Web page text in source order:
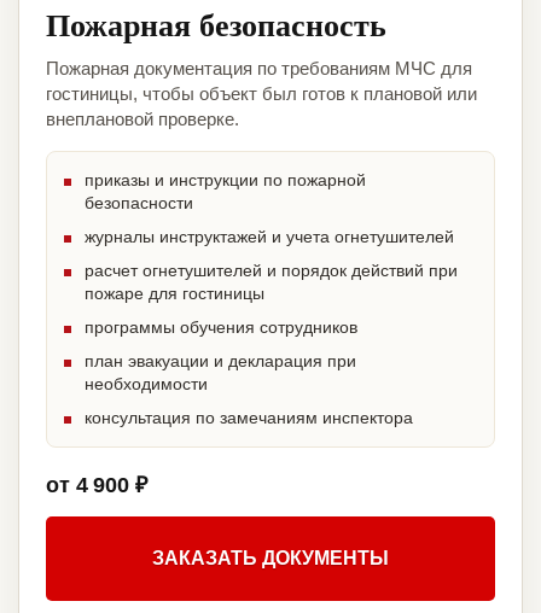
Пожарная безопасность
Пожарная документация по требованиям МЧС для
гостиницы, чтобы объект был готов к плановой или
внеплановой проверке.
приказы и инструкции по пожарной
безопасности
журналы инструктажей и учета огнетушителей
расчет огнетушителей и порядок действий при
пожаре для гостиницы
программы обучения сотрудников
план эвакуации и декларация при
необходимости
консультация по замечаниям инспектора
от 4 900 ₽
ЗАКАЗАТЬ ДОКУМЕНТЫ